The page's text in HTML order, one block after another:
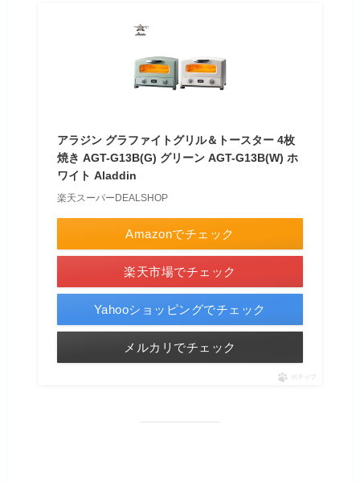
アラジン グラファイトグリル＆トースター 4枚
焼き AGT-G13B(G) グリーン AGT-G13B(W) ホ
ワイト Aladdin
楽天スーパーDEALSHOP
Amazonでチェック
楽天市場でチェック
Yahooショッピングでチェック
メルカリでチェック
ポチップ